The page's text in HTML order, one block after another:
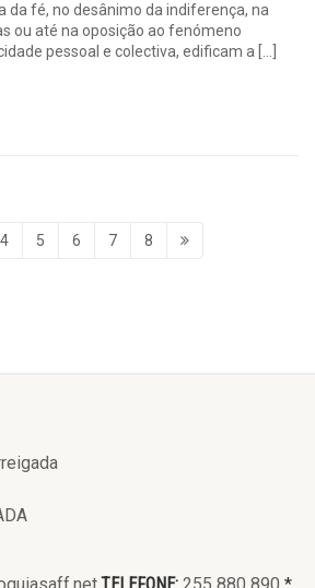
da fé, no desânimo da indiferença, na
ou até na oposição ao fenómeno
pessoal e colectiva, edificam a […]
4 5 6 7 8